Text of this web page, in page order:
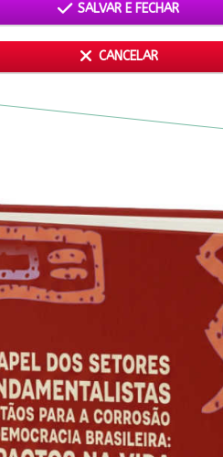
SALVAR E FECHAR
CANCELAR